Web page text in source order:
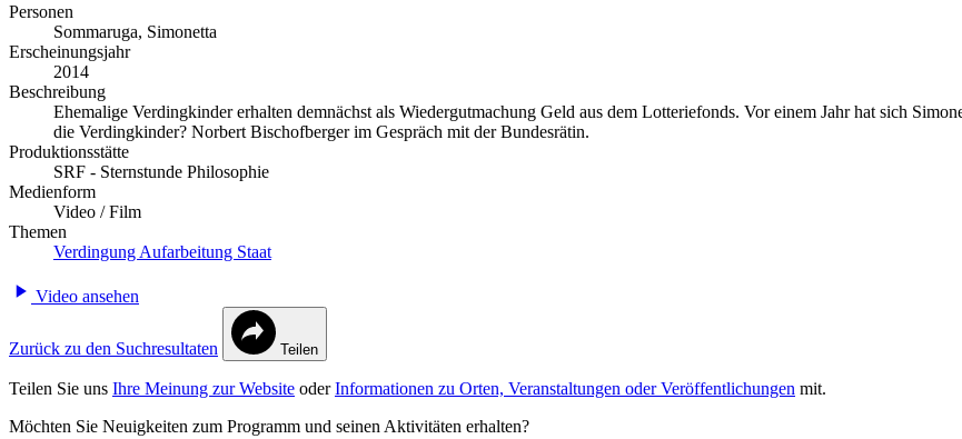
Personen
Sommaruga, Simonetta
Erscheinungsjahr
2014
Beschreibung
Ehemalige Verdingkinder erhalten demnächst als Wiedergutmachung Geld aus dem Lotteriefonds. Vor einem Jahr hat sich
die Verdingkinder? Norbert Bischofberger im Gespräch mit der Bundesrätin.
Produktionsstätte
SRF - Sternstunde Philosophie
Medienform
Video / Film
Themen
Verdingung Aufarbeitung Staat
Video ansehen
Zurück zu den Suchresultaten Teilen
Teilen Sie uns Ihre Meinung zur Website oderInformationen zu Orten, Veranstaltungen oder Veröffentlichungen mit.
Möchten Sie Neuigkeiten zum Programm und seinen Aktivitäten erhalten?